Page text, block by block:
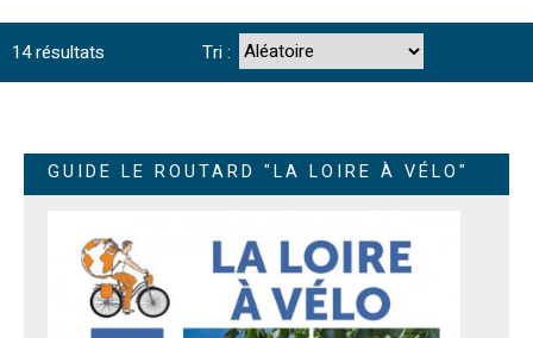
14résultats Tri :
GUIDE LE ROUTARD "LA LOIRE À VÉLO"